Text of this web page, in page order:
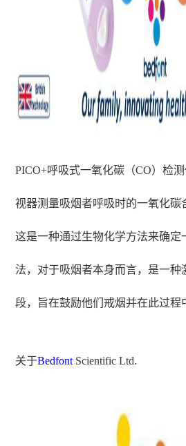
PICO+呼吸式一氧化碳（CO）检
视器测量吸烟者呼吸时的一氧化碳
这是一种通过生物化学方法来确定
法，对于吸烟者本身而言，是一种
段，旨在鼓励他们戒烟并在此过程
关于Bedfont Scientific Ltd.